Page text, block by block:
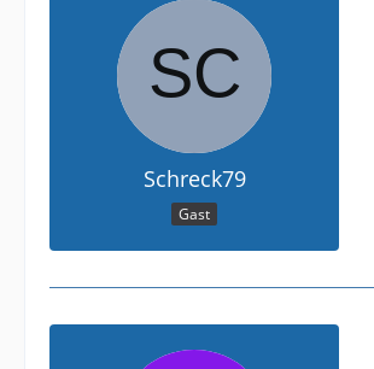
Schreck79
Gast